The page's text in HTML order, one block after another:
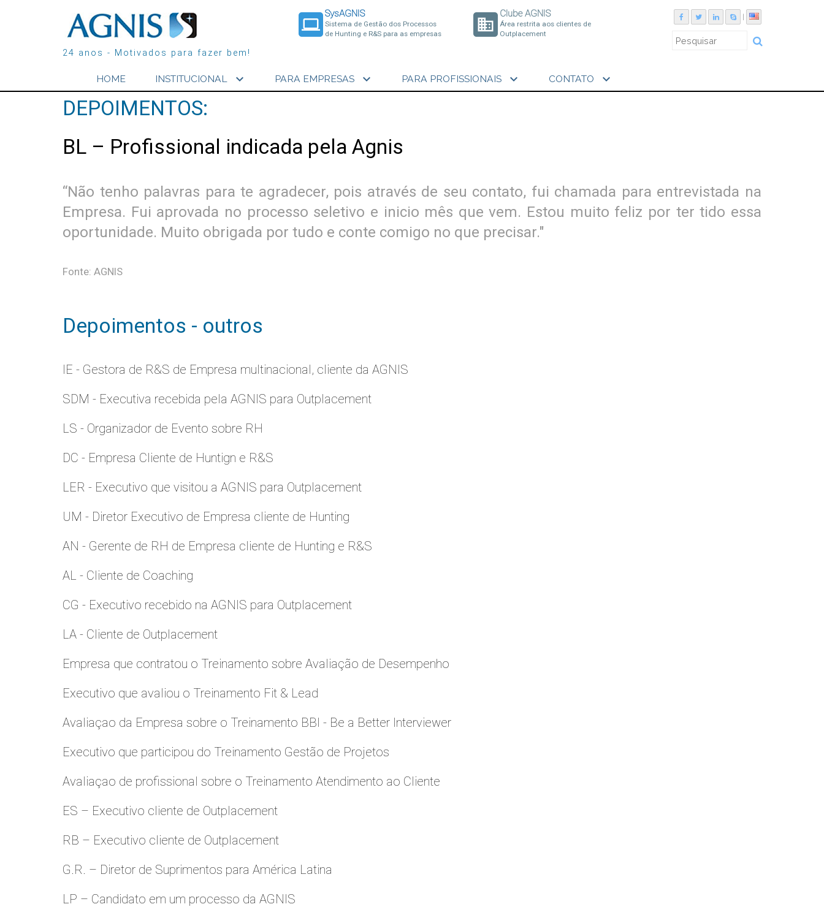
24 anos - Motivados para fazer bem!
laptop
SysAGNIS
Sistema de Gestão dos Processos
de Hunting e R&S para as empresas
business
Clube AGNIS
Área restrita aos clientes de
Outplacement
HOME INSTITUCIONAL expand_more PARA EMPRESAS expand_more PARA PROFISSIONAIS expand_more CONTATO expand_more
DEPOIMENTOS:
BL – Profissional indicada pela Agnis
“Não tenho palavras para te agradecer, pois através de seu contato, fui chamada para entrevistada na
Empresa. Fui aprovada no processo seletivo e inicio mês que vem. Estou muito feliz por ter tido essa
oportunidade. Muito obrigada por tudo e conte comigo no que precisar."
Fonte: AGNIS
Depoimentos - outros
IE - Gestora de R&S de Empresa multinacional, cliente da AGNIS
SDM - Executiva recebida pela AGNIS para Outplacement
LS - Organizador de Evento sobre RH
DC - Empresa Cliente de Huntign e R&S
LER - Executivo que visitou a AGNIS para Outplacement
UM - Diretor Executivo de Empresa cliente de Hunting
AN - Gerente de RH de Empresa cliente de Hunting e R&S
AL - Cliente de Coaching
CG - Executivo recebido na AGNIS para Outplacement
LA - Cliente de Outplacement
Empresa que contratou o Treinamento sobre Avaliação de Desempenho
Executivo que avaliou o Treinamento Fit & Lead
Avaliaçao da Empresa sobre o Treinamento BBI - Be a Better Interviewer
Executivo que participou do Treinamento Gestão de Projetos
Avaliaçao de profissional sobre o Treinamento Atendimento ao Cliente
ES – Executivo cliente de Outplacement
RB – Executivo cliente de Outplacement
G.R. – Diretor de Suprimentos para América Latina
LP – Candidato em um processo da AGNIS